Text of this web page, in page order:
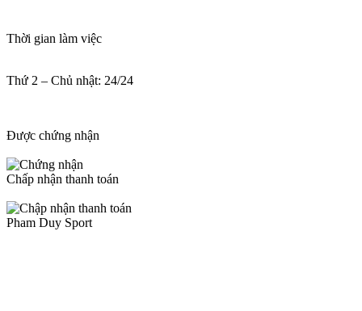
Thời gian làm việc
Thứ 2 – Chủ nhật: 24/24
Được chứng nhận
Chấp nhận thanh toán
Pham Duy Sport